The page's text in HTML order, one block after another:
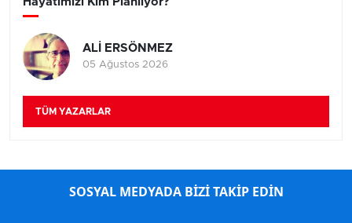
ALİ ERSÖNMEZ
05 Ağustos 2026
TÜM YAZARLAR
SOSYAL MEDYADA BİZİ TAKİP EDİN